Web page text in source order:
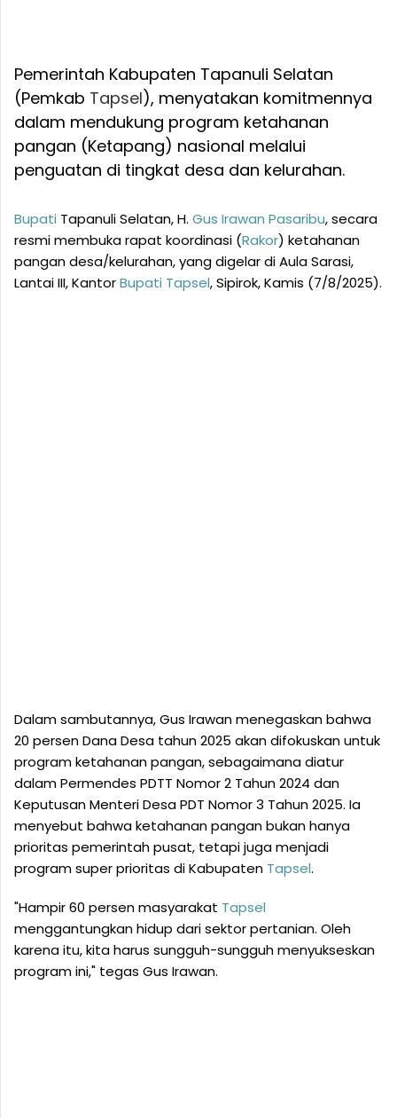
Pemerintah Kabupaten Tapanuli Selatan
(Pemkab Tapsel), menyatakan komitmennya
dalam mendukung program ketahanan
pangan (Ketapang) nasional melalui
penguatan di tingkat desa dan kelurahan.
Bupati Tapanuli Selatan, H. Gus Irawan Pasaribu, secara
resmi membuka rapat koordinasi (Rakor) ketahanan
pangan desa/kelurahan, yang digelar di Aula Sarasi,
Lantai III, KantorBupati Tapsel, Sipirok, Kamis (7/8/2025).
Dalam sambutannya, Gus Irawan menegaskan bahwa
20 persen Dana Desa tahun 2025 akan difokuskan untuk
program ketahanan pangan, sebagaimana diatur
dalam Permendes PDTT Nomor 2 Tahun 2024 dan
Keputusan Menteri Desa PDT Nomor 3 Tahun 2025. Ia
menyebut bahwa ketahanan pangan bukan hanya
prioritas pemerintah pusat, tetapi juga menjadi
program super prioritas di Kabupaten Tapsel.
"Hampir 60 persen masyarakat Tapsel
menggantungkan hidup dari sektor pertanian. Oleh
karena itu, kita harus sungguh-sungguh menyukseskan
program ini," tegas Gus Irawan.